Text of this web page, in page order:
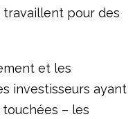
travaillent pour des
et les
investisseurs ayant
– les